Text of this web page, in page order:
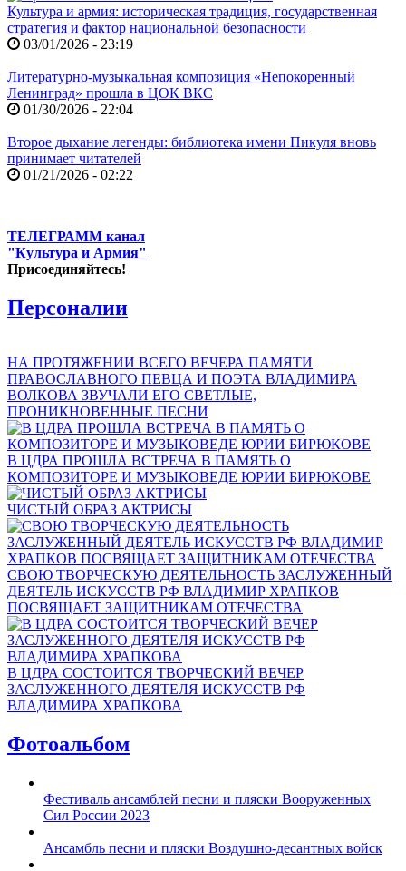
Культура и армия: историческая традиция, государственная
стратегия и фактор национальной безопасности
03/01/2026 - 23:19
Литературно-музыкальная композиция «Непокоренный
Ленинград» прошла в ЦОК ВКС
01/30/2026 - 22:04
Второе дыхание легенды: библиотека имени Пикуля вновь
принимает читателей
01/21/2026 - 02:22
ТЕЛЕГРАММ канал
"Культура и Армия"
Присоединяйтесь!
Персоналии
НА ПРОТЯЖЕНИИ ВСЕГО ВЕЧЕРА ПАМЯТИ
ПРАВОСЛАВНОГО ПЕВЦА И ПОЭТА ВЛАДИМИРА
ВОЛКОВА ЗВУЧАЛИ ЕГО СВЕТЛЫЕ,
ПРОНИКНОВЕННЫЕ ПЕСНИ
В ЦДРА ПРОШЛА ВСТРЕЧА В ПАМЯТЬ О
КОМПОЗИТОРЕ И МУЗЫКОВЕДЕ ЮРИИ БИРЮКОВЕ
ЧИСТЫЙ ОБРАЗ АКТРИСЫ
СВОЮ ТВОРЧЕСКУЮ ДЕЯТЕЛЬНОСТЬ ЗАСЛУЖЕННЫЙ
ДЕЯТЕЛЬ ИСКУССТВ РФ ВЛАДИМИР ХРАПКОВ
ПОСВЯЩАЕТ ЗАЩИТНИКАМ ОТЕЧЕСТВА
В ЦДРА СОСТОИТСЯ ТВОРЧЕСКИЙ ВЕЧЕР
ЗАСЛУЖЕННОГО ДЕЯТЕЛЯ ИСКУССТВ РФ
ВЛАДИМИРА ХРАПКОВА
Фотоальбом
Фестиваль ансамблей песни и пляски Вооруженных
Сил России 2023
Ансамбль песни и пляски Воздушно-десантных войск